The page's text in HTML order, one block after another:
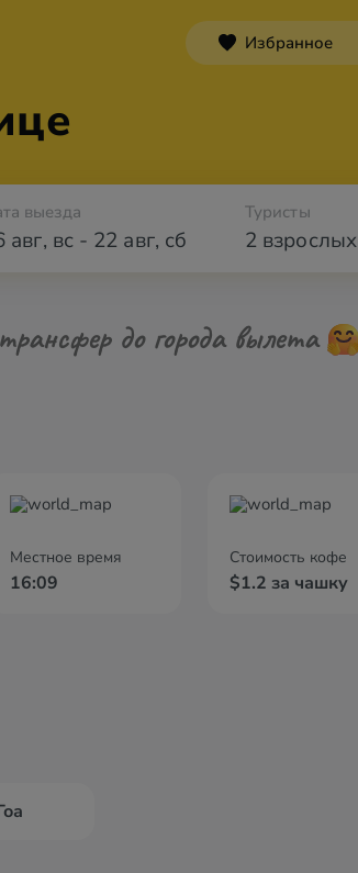
Избранное
выезда
авг, вс- 22 авг, сб 2 взрослых
Туристы
до города вылета
Местное время
16:09
Стоимость кофе
$1.2 за чашку